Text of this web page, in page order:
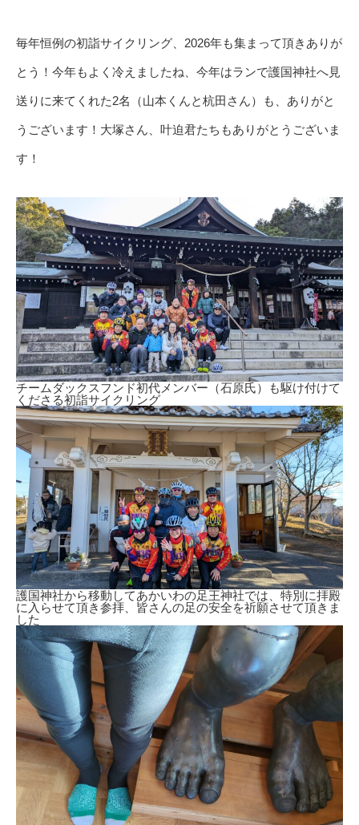
毎年恒例の初詣サイクリング、2026年も集まって頂きありが
とう！今年もよく冷えましたね、今年はランで護国神社へ見
送りに来てくれた2名（山本くんと杭田さん）も、ありがと
うございます！大塚さん、叶迫君たちもありがとうございま
す！
チームダックスフンド初代メンバー（石原氏）も駆け付けて
くださる初詣サイクリング
護国神社から移動してあかいわの足王神社では、特別に拝殿
に入らせて頂き参拝、皆さんの足の安全を祈願させて頂きま
した